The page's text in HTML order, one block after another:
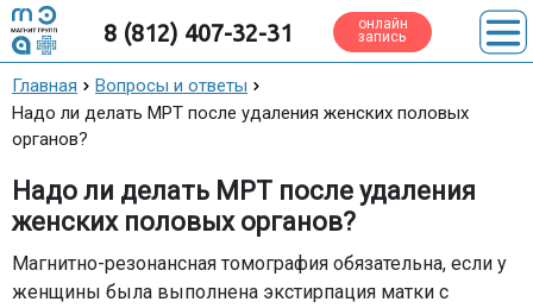
8 (812) 407-32-31 онлайн
запись
Главная
Вопросы и ответы
Надо ли делать МРТ после удаления женских половых
органов?
Надо ли делать МРТ после удаления
женских половых органов?
Магнитно-резонансная томография обязательна, если у
женщины была выполнена экстирпация матки с